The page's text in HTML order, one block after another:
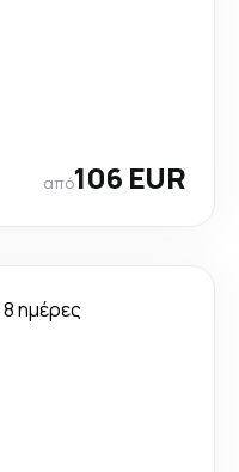
από106 EUR
8 ημέρες